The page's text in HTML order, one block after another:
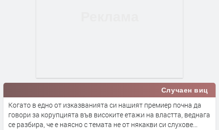
Случаен виц
Когато в едно от изказванията си нашият премиер почна да
говори за корупцията във високите етажи на властта, веднага
се разбира, че е наясно с темата не от някакви си слухове...